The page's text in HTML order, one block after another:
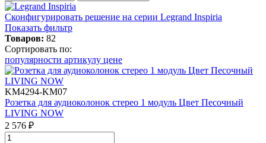
Сконфигурировать решение на серии Legrand Inspiria
Показать фильтр
Товаров: 82
Сортировать по:
популярности артикулу цене
KM4294-KM07
Розетка для аудиоколонок стерео 1 модуль Цвет Песочный
LIVING NOW
2 576 ₽